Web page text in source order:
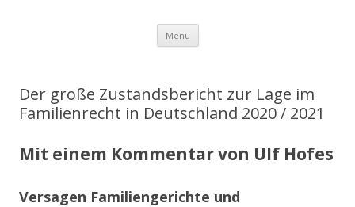
Menü Zum
springen
Der große Zustandsbericht zur Lage im
Familienrecht in Deutschland 2020 / 2021
Mit einem Kommentar von Ulf Hofes
Versagen Familiengerichte und